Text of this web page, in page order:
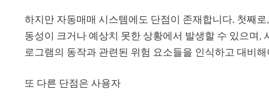
하지만 자동매매 시스템에도 단점이 존재합니다. 첫째
동성이 크거나 예상치 못한 상황에서 발생할 수 있으며
로그램의 동작과 관련된 위험 요소들을 인식하고 대비
또 다른 단점은 사용자